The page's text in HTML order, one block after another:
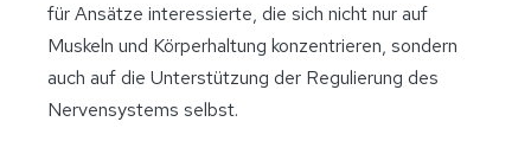
für Ansätze interessierte, die sich nicht nur auf
Muskeln und Körperhaltung konzentrieren, sondern
auch auf die Unterstützung der Regulierung des
Nervensystems selbst.